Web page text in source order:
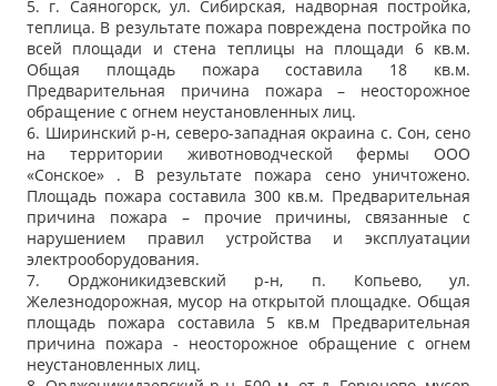
5. г. Саяногорск, ул. Сибирская, надворная постройка,
теплица. В результате пожара повреждена постройка по
всей площади и стена теплицы на площади 6 кв.м.
Общая площадь пожара составила 18 кв.м.
Предварительная причина пожара – неосторожное
обращение с огнем неустановленных лиц.
6. Ширинский р-н, северо-западная окраина с. Сон, сено
на территории животноводческой фермы ООО
«Сонское» . В результате пожара сено уничтожено.
Площадь пожара составила 300 кв.м. Предварительная
причина пожара – прочие причины, связанные с
нарушением правил устройства и эксплуатации
электрооборудования.
7. Орджоникидзевский р-н, п. Копьево, ул.
Железнодорожная, мусор на открытой площадке. Общая
площадь пожара составила 5 кв.м Предварительная
причина пожара - неосторожное обращение с огнем
неустановленных лиц.